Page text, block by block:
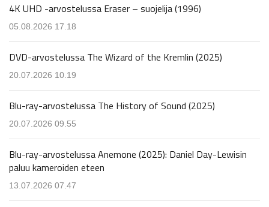
4K UHD -arvostelussa Eraser – suojelija (1996)
05.08.2026 17.18
DVD-arvostelussa The Wizard of the Kremlin (2025)
20.07.2026 10.19
Blu-ray-arvostelussa The History of Sound (2025)
20.07.2026 09.55
Blu-ray-arvostelussa Anemone (2025): Daniel Day-Lewisin
paluu kameroiden eteen
13.07.2026 07.47